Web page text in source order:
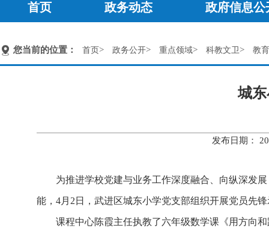
首页 政务动态 政府信息公
您当前的位置： 首页> 政务公开> 重点领域> 科教文卫> 教
城
发布日期：
为推进学校党建与业务工作深度融合、向纵深发
能，4月2日，武进区城东小学党支部组织开展党员先
课程中心陈霞主任执教了六年级数学课《用方向